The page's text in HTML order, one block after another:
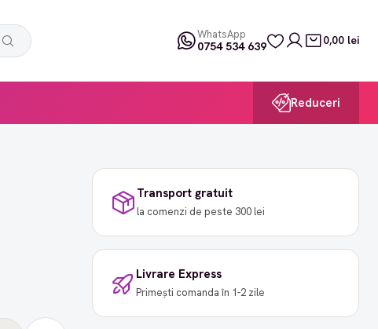
WhatsApp
0754 534 639 0,00 lei
Reduceri
Transport gratuit
la comenzi de peste 300 lei
Livrare Express
Primești comanda în 1-2 zile